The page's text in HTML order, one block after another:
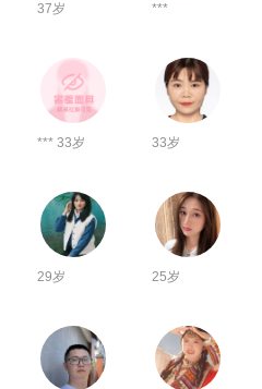
37岁 ***
*** 33岁 33岁
29岁 25岁